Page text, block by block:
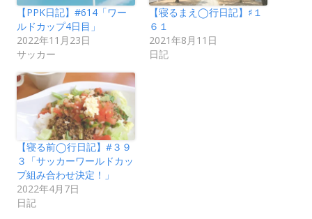
【PPK日記】#614「ワー
ルドカップ4日目」
2022年11月23日
サッカー
【寝るまえ◯行日記】♯１
６１
2021年8月11日
日記
【寝る前◯行日記】#３９
３「サッカーワールドカッ
プ組み合わせ決定！」
2022年4月7日
日記